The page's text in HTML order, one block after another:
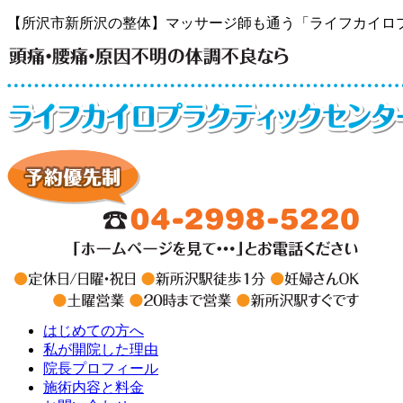
【所沢市新所沢の整体】マッサージ師も通う「ライフカイロ
はじめての方へ
私が開院した理由
院長プロフィール
施術内容と料金